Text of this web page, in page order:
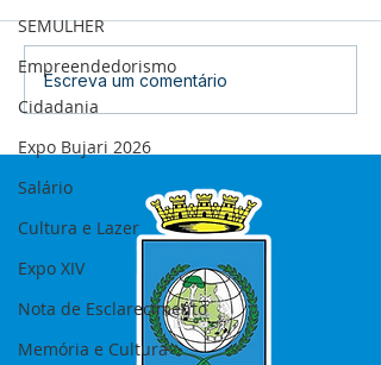
SEMULHER
Empreendedorismo
Cidadania
Expo Bujari 2026
Salário
Cultura e Lazer
Expo XIV
Nota de Esclarecimento
Memória e Cultura
12 de junho: Feliz Dia
dos Namorados!
Escreva um comentário